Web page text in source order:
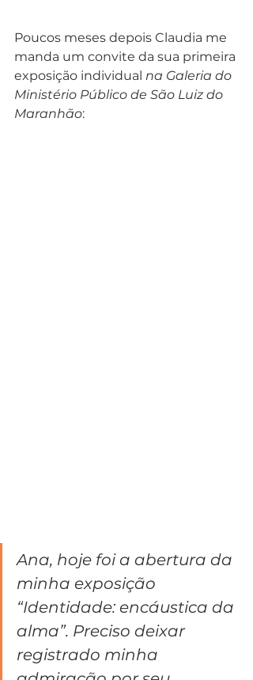
Poucos meses depois Claudia me
manda um convite da sua primeira
exposição individual na Galeria do
Ministério Público de São Luiz do
Maranhão:
Ana, hoje foi a abertura da
minha exposição
“Identidade: encáustica da
alma”. Preciso deixar
registrado minha